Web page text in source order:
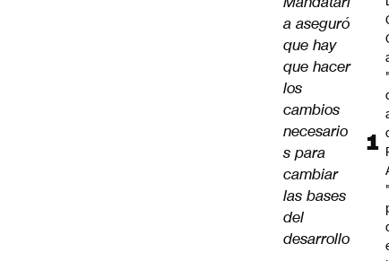
a aseguró
que hay
que hacer
los
cambios
necesario
s para
cambiar
las bases
del
desarrollo